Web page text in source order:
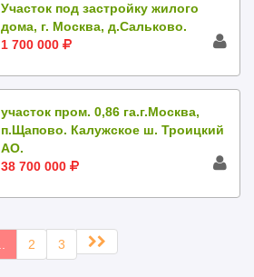
Участок под застройку жилого
дома, г. Москва, д.Сальково.
1 700 000
участок пром. 0,86 га.г.Москва,
п.Щапово. Калужское ш. Троицкий
АО.
38 700 000
2 3